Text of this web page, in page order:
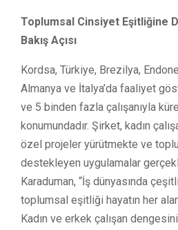
Toplumsal Cinsiyet Eşitliğine
Bakış Açısı
Kordsa, Türkiye, Brezilya,
Almanya ve İtalya’da faaliyet
ve 5 binden fazla çalışanıyla
konumundadır. Şirket, kadın
özel projeler yürütmekte ve
destekleyen uygulamalar
Karaduman, “İş dünyasında
toplumsal eşitliği hayatın her
Kadın ve erkek çalışan